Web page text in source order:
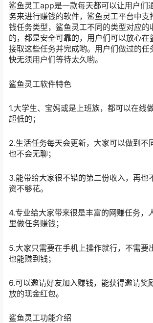
鲨鱼灵工app是一款每天都可以让用户们
务来进行赚钱的软件，鲨鱼灵工平台中支
钱任务类型，鲨鱼灵工不同的类型对应的
的，都是安全可靠的，用户们可以放心在
接取这些任务并完成哟。用户们做过的任
快无须用户们等待太久哟。
鲨鱼灵工软件特色
1.大学生、宝妈或是上班族，都可以在线
超低的；
2.生活任务每天会更新，大家可以做到不
也不会无聊；
3.能带给大家很不错的第二份收入，再也
资不够花。
4.专业给大家带来很是丰富的网赚任务，
里做任务赚钱；
5.大家只需要在手机上操作就行，不需要
也能赚到钱；
6.可以邀请好友加入赚钱，能获得邀请奖
放的现金红包。
鲨鱼灵工功能介绍